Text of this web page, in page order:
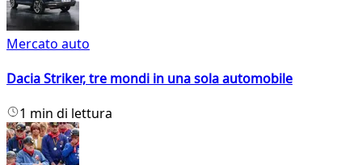
Mercato auto
Dacia Striker, tre mondi in una sola automobile
1 min di lettura